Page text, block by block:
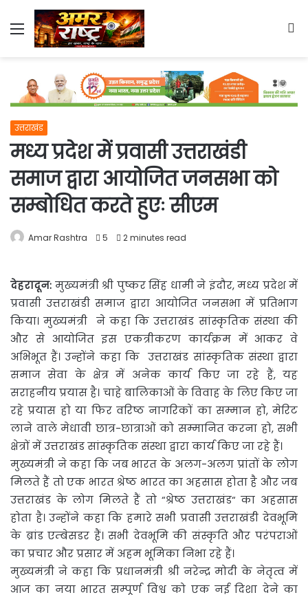
Menu
उत्तराखंड
मध्य प्रदेश में प्रवासी उत्तराखंडी
समाज द्वारा आयोजित जनसभा को
सम्बोधित करते हुएः सीएम
Amar Rashtra 5 2 minutes read
देहरादून: मुख्यमंत्री श्री पुष्कर सिंह धामी ने इंदौर, मध्य प्रदेश में
प्रवासी उत्तराखंडी समाज द्वारा आयोजित जनसभा मेंप्रतिभाग
किया। मुख्यमंत्री ने कहा कि उत्तराखंड सांस्कृतिक संस्था की
और से आयोजित इस एकत्रीकरण कार्यक्रम में आकर वे
अभिभूत हैं। उन्होंने कहा कि उत्तराखंड सांस्कृतिक संस्था द्वारा
समाज सेवा के क्षेत्र में अनेक कार्य किए जा रहे हैं, यह
सराहनीय प्रयास है। चाहे बालिकाओं के विवाह के लिए किए जा
रहे प्रयास हो या फिर वरिष्ठ नागरिकों का सम्मान हो, मेरिट
लाने वाले मेधावी छात्र-छात्राओं को सम्मानित करना हो, सभी
क्षेत्रों में उत्तराखंड सांस्कृतिक संस्था द्वारा कार्य किए जा रहे हैं।
मुख्यमंत्री ने कहा कि जब भारत के अलग-अलग प्रांतों के लोग
मिलते हैं तो एक भारत श्रेष्ठ भारत का अहसास होता है और जब
उत्तराखंड के लोग मिलते हैं तो “श्रेष्ठ उत्तराखंड“ का अहसास
होता है। उन्होंने कहा कि हमारे सभी प्रवासी उत्तराखंडी देवभूमि
के ब्रांड एम्बेसडर हैं। सभी देवभूमि की संस्कृति और परंपराओं
का प्रचार और प्रसार में अहम भूमिका निभा रहे हैं।
मुख्यमंत्री ने कहा कि प्रधानमंत्री श्री नरेन्द्र मोदी के नेतृत्व में
आज का नया भारत सम्पूर्ण विश्व को एक नई दिशा देने का